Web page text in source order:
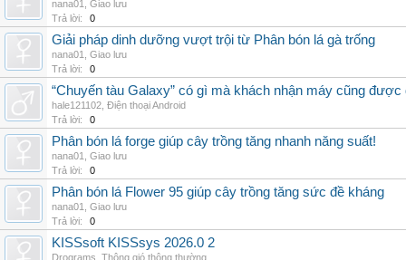
nana01
Giao lưu
Trả lời:
0
Giải pháp dinh dưỡng vượt trội từ Phân bón lá gà trống
nana01
Giao lưu
Trả lời:
0
“Chuyến tàu Galaxy” có gì mà khách nhận máy cũng được
hale121102 Điện thoại Android
Trả lời:
0
Phân bón lá forge giúp cây trồng tăng nhanh năng suất!
nana01
Giao lưu
Trả lời:
0
Phân bón lá Flower 95 giúp cây trồng tăng sức đề kháng
nana01
Giao lưu
Trả lời:
0
KISSsoft KISSsys 2026.0 2
Drograms Thông gió thông thường